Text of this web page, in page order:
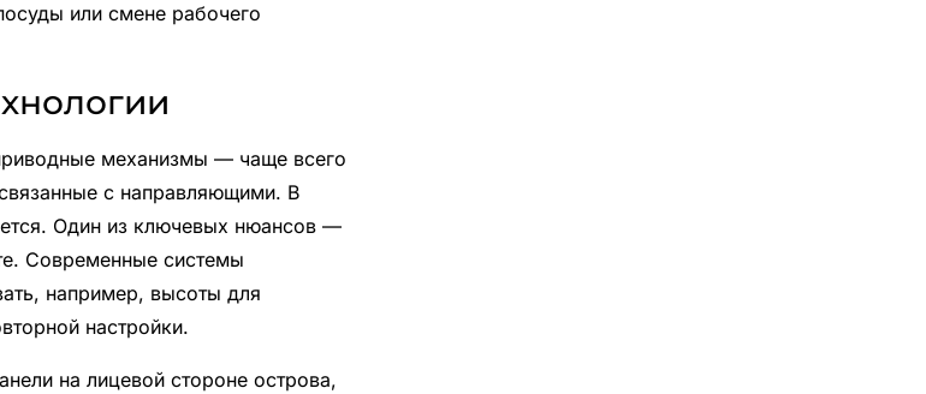
или смене рабочего
механизмы — чаще всего
с направляющими. В
Один из ключевых нюансов —
Современные системы
например, высоты для
настройки.
на лицевой стороне острова,